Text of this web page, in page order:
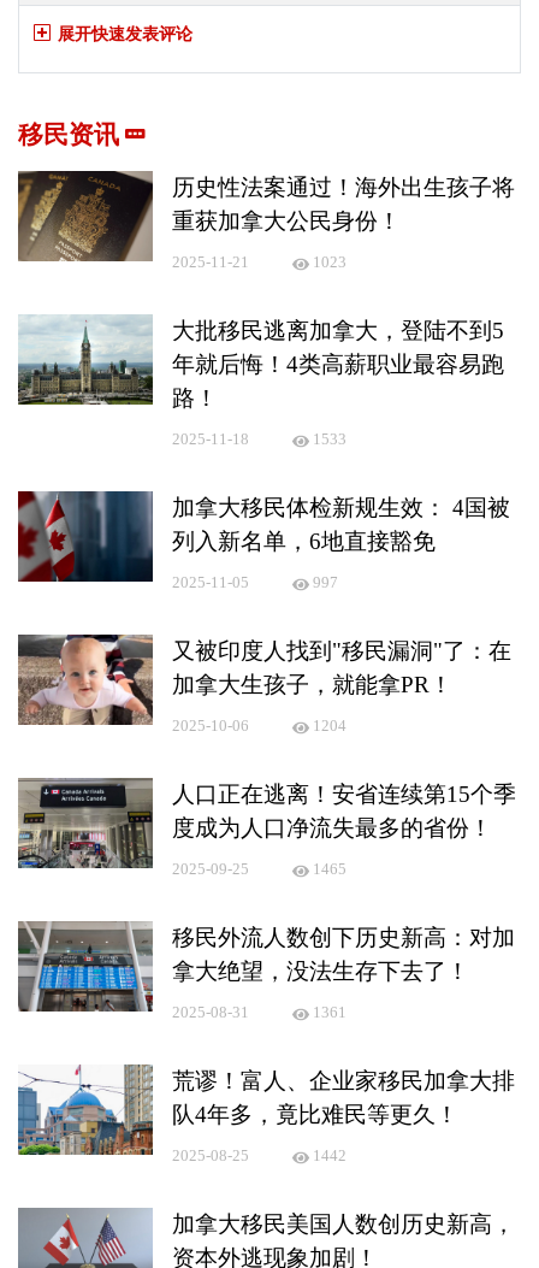
展开快速发表评论
移民资讯
历史性法案通过！海外出生孩子将
重获加拿大公民身份！
2025-11-21 1023
大批移民逃离加拿大，登陆不到5
年就后悔！4类高薪职业最容易跑
路！
2025-11-18 1533
加拿大移民体检新规生效： 4国被
列入新名单，6地直接豁免
2025-11-05 997
又被印度人找到"移民漏洞"了：在
加拿大生孩子，就能拿PR！
2025-10-06 1204
人口正在逃离！安省连续第15个季
度成为人口净流失最多的省份！
2025-09-25 1465
移民外流人数创下历史新高：对加
拿大绝望，没法生存下去了！
2025-08-31 1361
荒谬！富人、企业家移民加拿大排
队4年多，竟比难民等更久！
2025-08-25 1442
加拿大移民美国人数创历史新高，
资本外逃现象加剧！